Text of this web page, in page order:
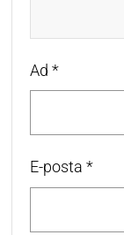
Ad *
E-posta *